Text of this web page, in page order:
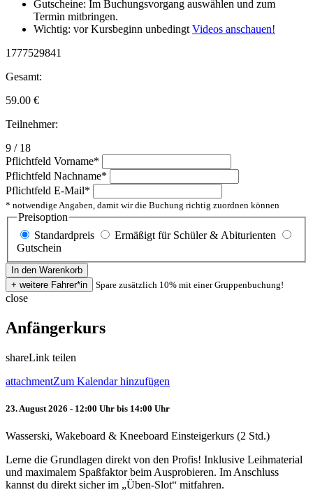
Gutscheine: Im Buchungsvorgang auswählen und zum
Termin mitbringen.
Wichtig: vor Kursbeginn unbedingtVideos anschauen!
1777529841
Gesamt:
59.00 €
Teilnehmer:
9 / 18
Pflichtfeld Vorname*
Pflichtfeld Nachname*
Pflichtfeld E-Mail*
* notwendige Angaben, damit wir die Buchung richtig zuordnen können
Preisoption
Standardpreis
Ermäßigt für Schüler & Abiturienten
Gutschein
Spare zusätzlich 10% mit einer Gruppenbuchung!
close
Anfängerkurs
shareLink teilen
attachmentZum Kalendar hinzufügen
23. August 2026 - 12:00 Uhr bis 14:00 Uhr
Wasserski, Wakeboard & Kneeboard Einsteigerkurs (2 Std.)
Lerne die Grundlagen direkt von den Profis! Inklusive Leihmaterial
und maximalem Spaßfaktor beim Ausprobieren. Im Anschluss
kannst du direkt sicher im „Üben-Slot“ mitfahren.